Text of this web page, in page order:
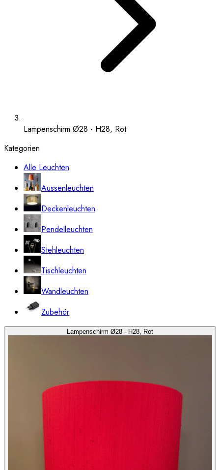
Lampenschirm Ø28 - H28, Rot
Kategorien
Alle Leuchten
Aussenleuchten
Deckenleuchten
Pendelleuchten
Stehleuchten
Tischleuchten
Wandleuchten
Zubehör
Lampenschirm Ø28 - H28, Rot